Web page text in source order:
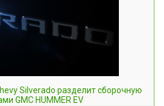
Silverado разделит сборочную
GMC HUMMER EV